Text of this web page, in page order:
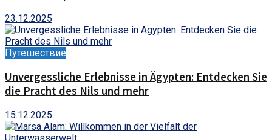
23.12.2025
Путешествие
Unvergessliche Erlebnisse in Ägypten: Entdecken Sie
die Pracht des Nils und mehr
15.12.2025